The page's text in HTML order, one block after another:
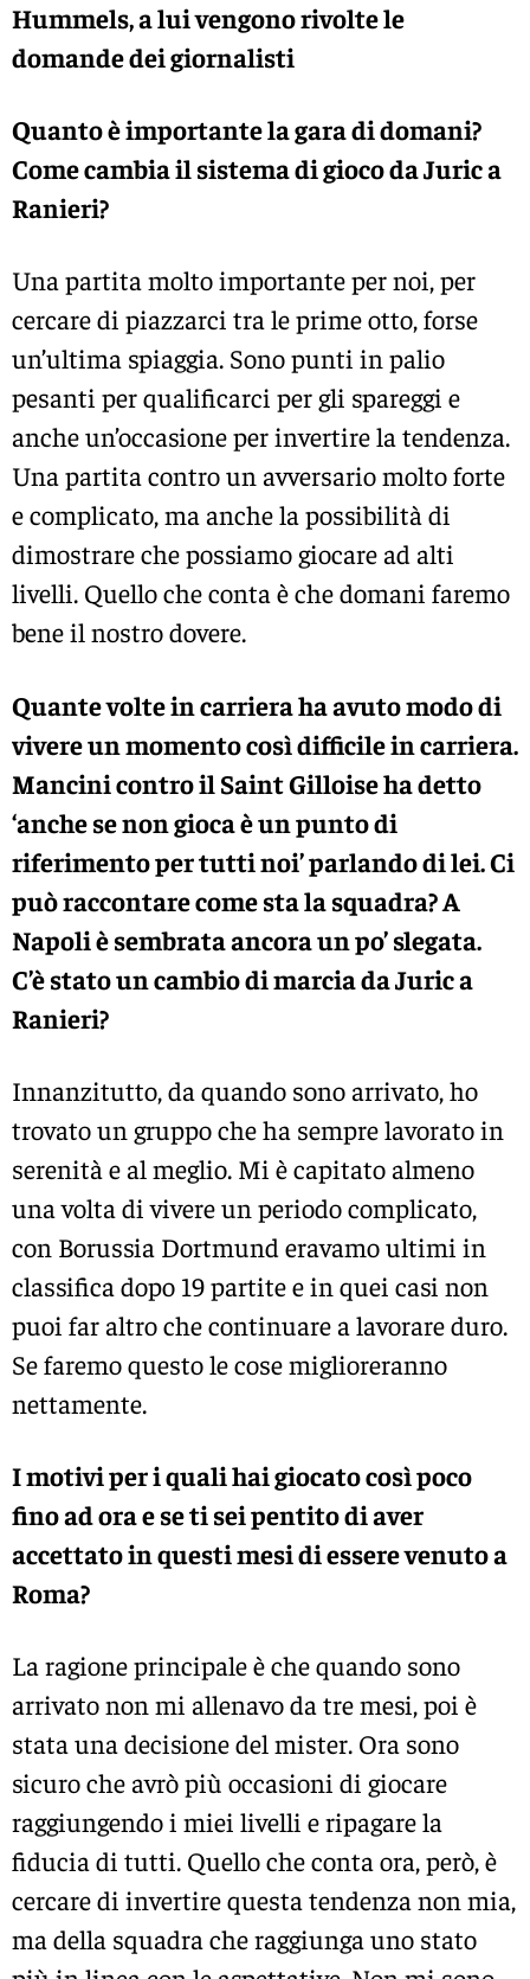
Hummels, a lui vengono rivolte le
domande dei giornalisti
Quanto è importante la gara di domani?
Come cambia il sistema di gioco da Juric a
Ranieri?
Una partita molto importante per noi, per
cercare di piazzarci tra le prime otto, forse
un’ultima spiaggia. Sono punti in palio
pesanti per qualificarci per gli spareggi e
anche un’occasione per invertire la tendenza.
Una partita contro un avversario molto forte
e complicato, ma anche la possibilità di
dimostrare che possiamo giocare ad alti
livelli. Quello che conta è che domani faremo
bene il nostro dovere.
Quante volte in carriera ha avuto modo di
vivere un momento così difficile in carriera.
Mancini contro il Saint Gilloise ha detto
‘anche se non gioca è un punto di
riferimento per tutti noi’ parlando di lei. Ci
può raccontare come sta la squadra? A
Napoli è sembrata ancora un po’ slegata.
C’è stato un cambio di marcia da Juric a
Ranieri?
Innanzitutto, da quando sono arrivato, ho
trovato un gruppo che ha sempre lavorato in
serenità e al meglio. Mi è capitato almeno
una volta di vivere un periodo complicato,
con Borussia Dortmund eravamo ultimi in
classifica dopo 19 partite e in quei casi non
puoi far altro che continuare a lavorare duro.
Se faremo questo le cose miglioreranno
nettamente.
I motivi per i quali hai giocato così poco
fino ad ora e se ti sei pentito di aver
accettato in questi mesi di essere venuto a
Roma?
La ragione principale è che quando sono
arrivato non mi allenavo da tre mesi, poi è
stata una decisione del mister. Ora sono
sicuro che avrò più occasioni di giocare
raggiungendo i miei livelli e ripagare la
fiducia di tutti. Quello che conta ora, però, è
cercare di invertire questa tendenza non mia,
ma della squadra che raggiunga uno stato